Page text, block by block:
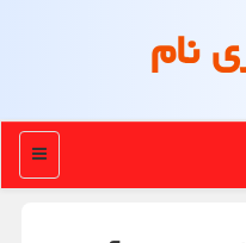
نام
منو